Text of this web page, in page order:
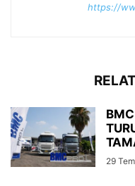
https://
29